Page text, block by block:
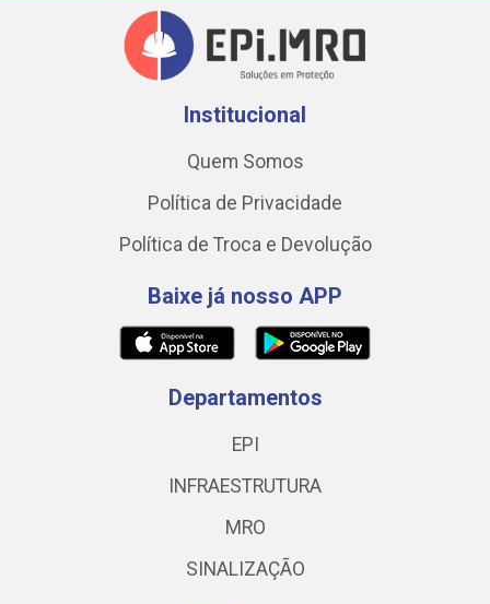
Institucional
Quem Somos
Política de Privacidade
Política de Troca e Devolução
Baixe já nosso APP
Departamentos
EPI
INFRAESTRUTURA
MRO
SINALIZAÇÃO